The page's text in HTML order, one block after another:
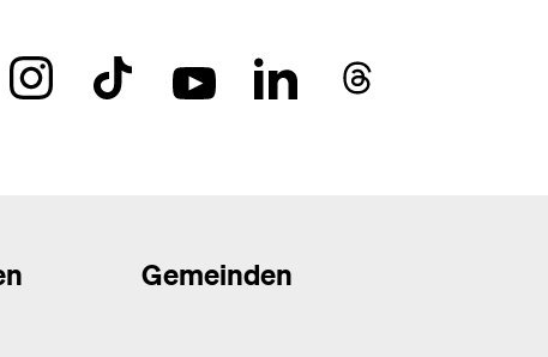
Gemeinden